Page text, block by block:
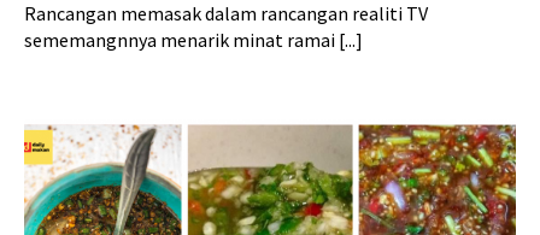
Rancangan memasak dalam rancangan realiti TV
sememangnnya menarik minat ramai [...]